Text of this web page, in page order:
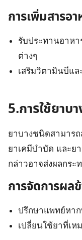
การเพิ่มสารอา
รับประทานอาห
ต่างๆ
เสริมวิตามินบีแ
5.การใช้ยา
ยาบางชนิดสามารถ
ยาเคมีบำบัด และย
กล่าวอาจส่งผลกระ
การจัดการผล
ปรึกษาแพทย์หา
เปลี่ยนใช้ยาที่เ